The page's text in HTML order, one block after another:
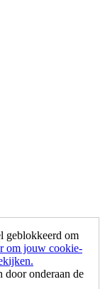
geblokkeerd om
om jouw cookie-
door onderaan de